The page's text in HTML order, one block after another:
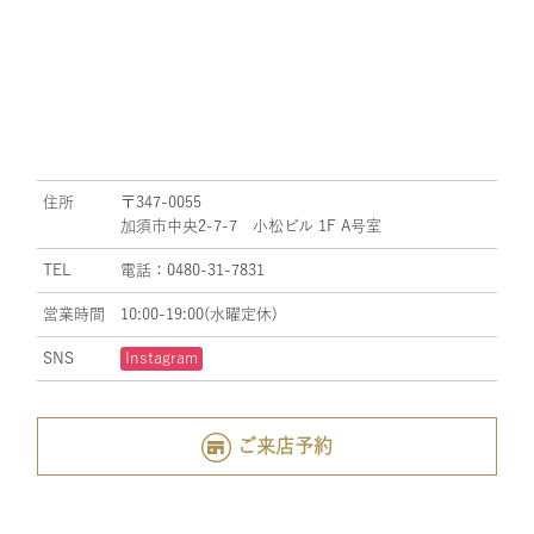
住所
〒347-0055
加須市中央2-7-7 小松ビル 1F A号室
TEL 電話：0480-31-7831
営業時間 10:00-19:00(水曜定休)
SNS Instagram
ご来店予約